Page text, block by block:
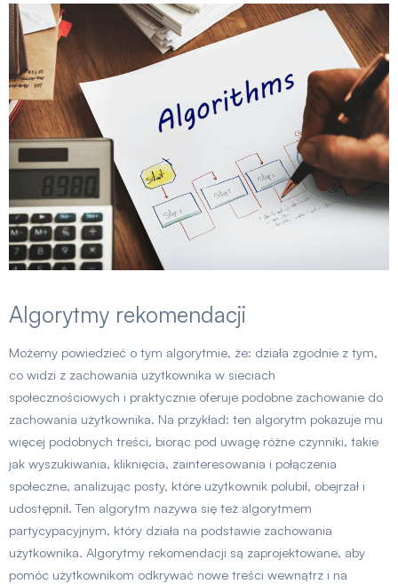
Algorytmy rekomendacji
Możemy powiedzieć o tym algorytmie, że: działa zgodnie z tym,
co widzi z zachowania użytkownika w sieciach
społecznościowych i praktycznie oferuje podobne zachowanie do
zachowania użytkownika. Na przykład: ten algorytm pokazuje mu
więcej podobnych treści, biorąc pod uwagę różne czynniki, takie
jak wyszukiwania, kliknięcia, zainteresowania i połączenia
społeczne, analizując posty, które użytkownik polubił, obejrzał i
udostępnił. Ten algorytm nazywa się też algorytmem
partycypacyjnym, który działa na podstawie zachowania
użytkownika. Algorytmy rekomendacji są zaprojektowane, aby
pomóc użytkownikom odkrywać nowe treści wewnątrz i na